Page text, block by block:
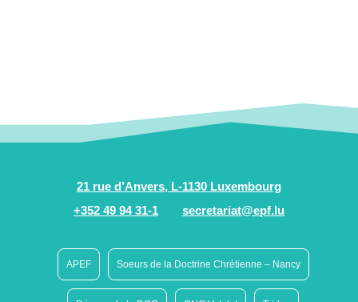
21 rue d’Anvers, L-1130 Luxembourg
+352 49 94 31-1
secretariat@epf.lu
APEF Soeurs de la Doctrine Chrétienne – Nancy